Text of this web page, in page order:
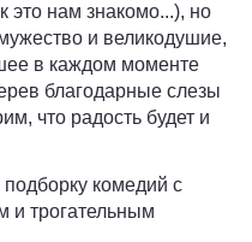
это нам знакомо...), но
и великодушие,
в каждом моменте
благодарные слезы
что радость будет и
подборку комедий с
и трогательным